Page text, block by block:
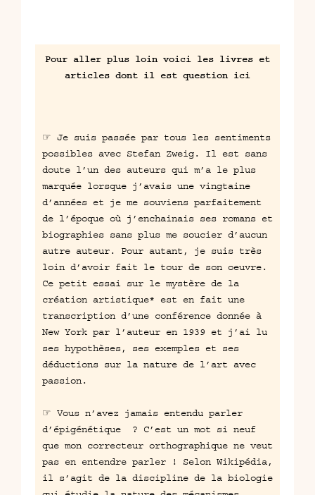
Pour aller plus loin voici les livres et
articles dont il est question ici
☞ Je suis passée par tous les sentiments
possibles avec Stefan Zweig. Il est sans
doute l’un des auteurs qui m’a le plus
marquée lorsque j’avais une vingtaine
d’années et je me souviens parfaitement
de l’époque où j’enchainais ses romans et
biographies sans plus me soucier d’aucun
autre auteur. Pour autant, je suis très
loin d’avoir fait le tour de son oeuvre.
Ce petit essai sur le mystère de la
création artistique* est en fait une
transcription d’une conférence donnée à
New York par l’auteur en 1939 et j’ai lu
ses hypothèses, ses exemples et ses
déductions sur la nature de l’art avec
passion.
☞ Vous n’avez jamais entendu parler
d’épigénétique ? C’est un mot si neuf
que mon correcteur orthographique ne veut
pas en entendre parler ! Selon Wikipédia,
il s’agit de la discipline de la biologie